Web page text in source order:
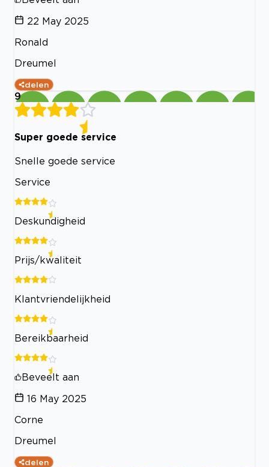
22 May 2025
Ronald
Dreumel
delen
9
Super goede service
Snelle goede service
Service
Deskundigheid
Prijs/kwaliteit
Klantvriendelijkheid
Bereikbaarheid
Beveelt aan
16 May 2025
Corne
Dreumel
delen